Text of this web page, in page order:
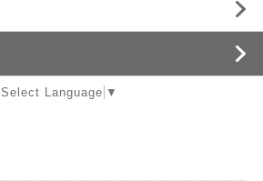
Select Language ▼